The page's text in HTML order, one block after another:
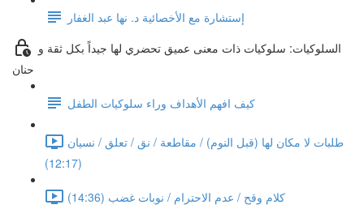
إستشارة مع الأخصائية د. نها عبد الغفار
السلوكيات: سلوكيات ذات معنى عميق تحضري لها جيداً بكل ثقة و
حنان
كيف افهم الأهداف وراء سلوكيات الطفل
طلبات لا مكان لها (قبل النوم) / مقاطعة / نق / تعلق / نسيان
(12:17)
كلام وقح / عدم الاحترام / نوبات غضب (14:36)